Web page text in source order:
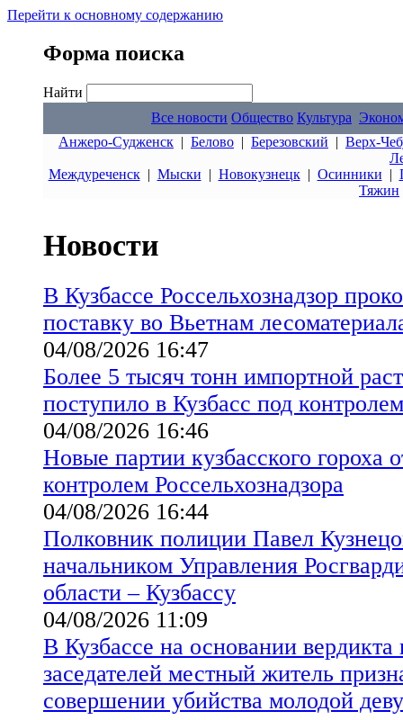
Перейти к основному содержанию
Форма поиска
Найти
Все новости Общество Культура
Анжеро-Судженск | Белово | Березовский | Верх-
Междуреченск| Мыски | Новокузнецк| Осинники |
Тяжин
Новости
В Кузбассе Россельхознадзор
поставку во Вьетнам
04/08/2026 16:47
Более 5 тысяч тонн импортной
поступило в Кузбасс под
04/08/2026 16:46
Новые партии кузбасского гороха
контролем Россельхознадзора
04/08/2026 16:44
Полковник полиции Павел
начальником Управления
области – Кузбассу
04/08/2026 11:09
В Кузбассе на основании
заседателей местный житель
совершении убийства молодой